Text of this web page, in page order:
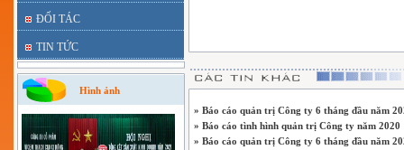
ĐỐI TÁC
TIN TỨC
Hình ảnh
» Báo cáo quản trị Công ty 6 tháng đầu năm
» Báo cáo tình hình quản trị Công ty năm 2020
» Báo cáo quản trị Công ty 6 tháng đầu năm